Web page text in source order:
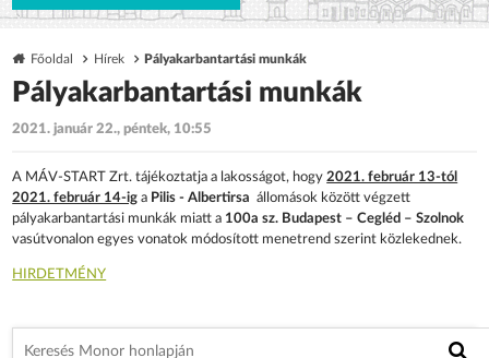
Főoldal Hírek Pályakarbantartási munkák
Pályakarbantartási munkák
2021. január 22., péntek, 10:55
A MÁV-START Zrt. tájékoztatja a lakosságot, hogy2021. február 13-tól
2021. február 14-ig a Pilis - Albertirsaállomások között végzett
pályakarbantartási munkák miatt a 100a sz. Budapest – Cegléd – Szolnok
vasútvonalon egyes vonatok módosított menetrend szerint közlekednek.
HIRDETMÉNY